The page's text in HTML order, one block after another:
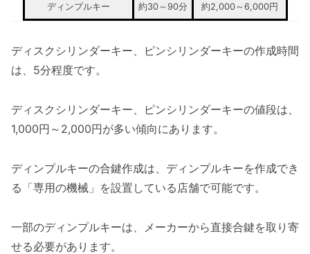
ディンプルキー 約30～90分 約2,000～6,000円
ディスクシリンダーキー、ピンシリンダーキーの作成時間
は、5分程度です。
ディスクシリンダーキー、ピンシリンダーキーの値段は、
1,000円～2,000円が多い傾向にあります。
ディンプルキーの合鍵作成は、ディンプルキーを作成でき
る「専用の機械」を設置している店舗で可能です。
一部のディンプルキーは、メーカーから直接合鍵を取り寄
せる必要があります。